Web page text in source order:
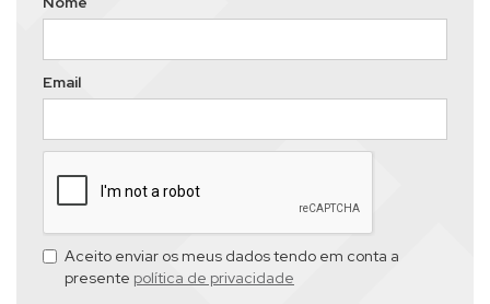
Email
Aceito enviar os meus dados tendo em conta a
presente política de privacidade